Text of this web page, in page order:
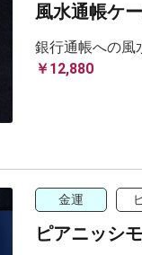
風水通帳ケ
銀行通帳への風
￥12,880
金運
ピアニッシ